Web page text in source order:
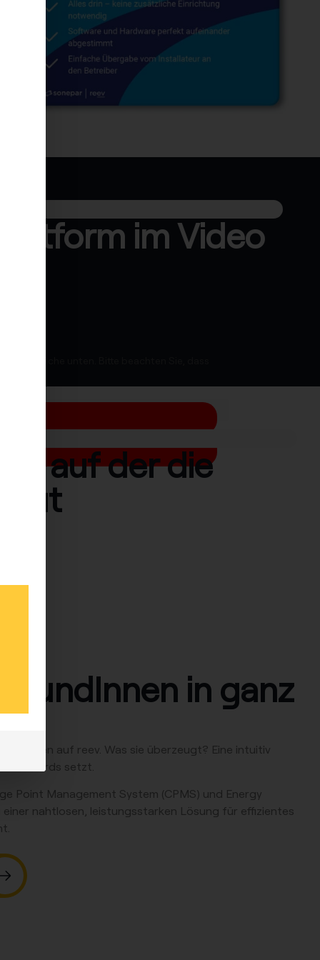
im Video
auf der die
KundInnen in ganz
auf reev. Was sie überzeugt? Eine intuitiv
Standards setzt.
Point Management System (CPMS) und Energy
nahtlosen, leistungsstarken Lösung für effizientes